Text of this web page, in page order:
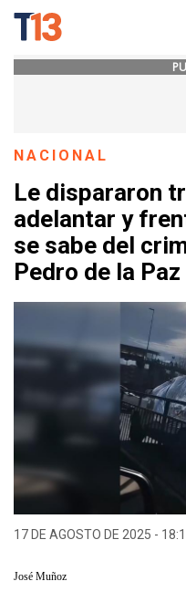
NACIONAL
Le dispararon
adelantar y
se sabe del
Pedro de la Paz
17 DE AGOSTO DE 2025 -
José Muñoz